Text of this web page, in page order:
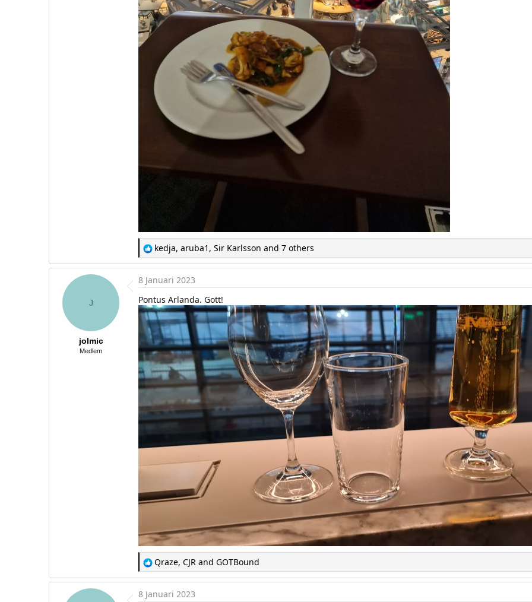
R
a
t
o
n
s
:
kedja, aruba1 , Sir Karlsson and 7 others
J
jolmic
Medlem
8 Januari 2023
Pontus Arlanda. Gott!
R
a
t
Qraze, CJR and GOTBound
8 Januari 2023